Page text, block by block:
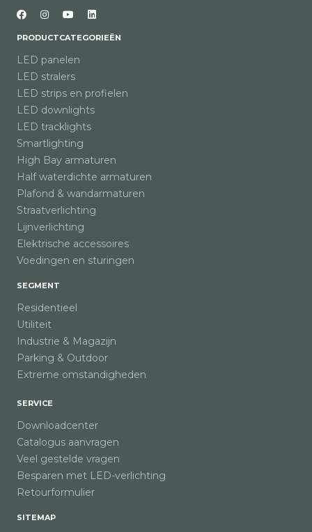
PRODUCTCATEGORIEËN
LED panelen
LED stralers
LED strips en profielen
LED downlights
LED tracklights
Smartlighting
High Bay armaturen
Half waterdichte armaturen
Plafond & wandarmaturen
Straatverlichting
Lijnverlichting
Elektrische accessoires
Voedingen en sturingen
SEGMENT
Residentieel
Utiliteit
Industrie & Magazijn
Parking & Outdoor
Extreme omstandigheden
SERVICE
Downloadcenter
Catalogus aanvragen
Veel gestelde vragen
Besparen met LED-verlichting
Retourformulier
SITEMAP